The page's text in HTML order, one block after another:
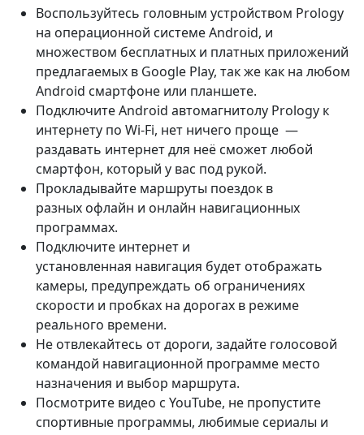
Воспользуйтесь головным устройством Prology
на операционной системе Android, и
множеством бесплатных и платных приложений
предлагаемых в Google Play, так же как на любом
Android смартфоне или планшете.
Подключите Android автомагнитолу Prology к
интернету по Wi-Fi, нет ничего проще —
раздавать интернет для неё сможет любой
смартфон, который у вас под рукой.
Прокладывайте маршруты поездок в
разных офлайн и онлайн навигационных
программах.
Подключите интернет и
установленная навигация будет отображать
камеры, предупреждать об ограничениях
скорости и пробках на дорогах в режиме
реального времени.
Не отвлекайтесь от дороги, задайте голосовой
командой навигационной программе место
назначения и выбор маршрута.
Посмотрите видео с YouTube, не пропустите
спортивные программы, любимые сериалы и